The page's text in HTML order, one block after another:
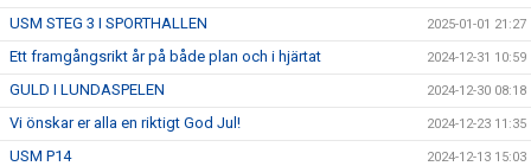
USM STEG 3 I SPORTHALLEN 2025-01-01 21:27
Ett framgångsrikt år på både plan och i hjärtat 2024-12-31 10:59
GULD I LUNDASPELEN 2024-12-30 08:18
Vi önskar er alla en riktigt God Jul! 2024-12-23 11:35
USM P14 2024-12-13 15:03